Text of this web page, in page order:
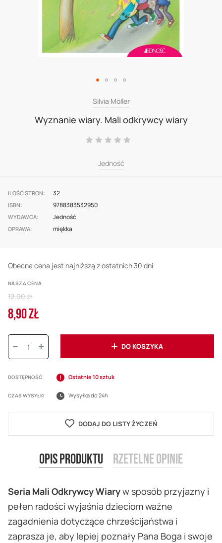
images
gallery
Silvia Möller
Wyznanie wiary. Mali odkrywcy wiary
Ocena:
Jedność
ILOŚĆ STRON 32
ISBN 9788383532950
WYDAWCA Jedność
OPRAWA miękka
Obecna cena jest najniższą z ostatnich 30 dni
NASZA CENA
Cena
8,90 ZŁ
Regular
Price
12,00 zł
Ilość:
DO KOSZYKA
DOSTĘPNOŚĆ Ostatnie 10 sztuk
CZAS WYSYŁKI Wysyłka do 24h
DODAJ DO LISTY ŻYCZEŃ
Opis produktu
Seria Mali Odkrywcy Wiaryw sposób przyjazny i
pełen radości wyjaśnia dzieciom ważne
zagadnienia dotyczące chrześcijaństwa i
zaprasza je, aby lepiej poznały Pana Boga i swoje
Rzetelne opinie